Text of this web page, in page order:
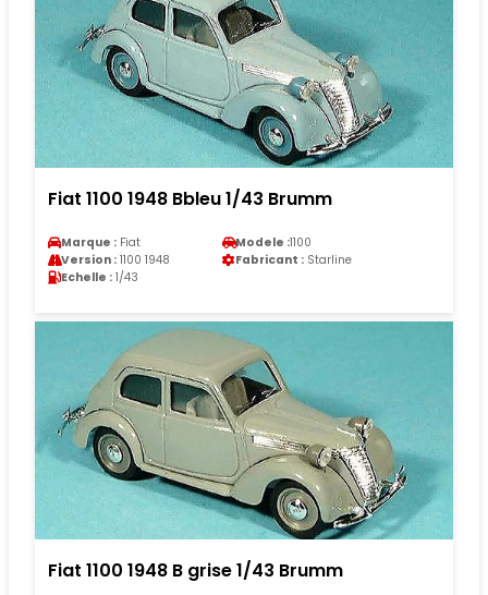
Fiat 1100 1948 Bbleu 1/43 Brumm
Marque : Fiat Modele :1100
Version : 1100 1948 Fabricant : Starline
Echelle : 1/43
Fiat 1100 1948 B grise 1/43 Brumm